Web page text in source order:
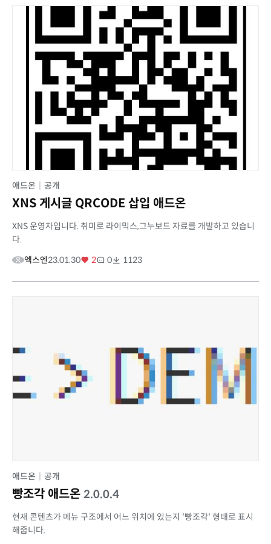
애드온 공개
XNS 게시글 QRCODE 삽입 애드온
XNS 운영자입니다. 취미로 라이믹스,그누보드 자료를 개발하고 있습니
다.
엑스엔23.01.30 2 0 1123
애드온 공개
빵조각 애드온 2.0.0.4
현재 콘텐츠가 메뉴 구조에서 어느 위치에 있는지 '빵조각' 형태로 표시
해줍니다.